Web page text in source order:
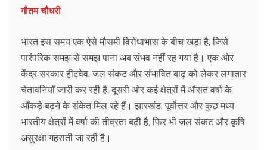
गौतम चौधरी
भारत इस समय एक ऐसे मौसमी विरोधाभास के बीच खड़ा है, जिसे
पारंपरिक समझ से समझ पाना अब संभव नहीं रह गया है। एक ओर
केंद्र सरकार हीटवेव, जल संकट और संभावित बाढ़ को लेकर लगातार
चेतावनियाँ जारी कर रही है, दूसरी ओर कई क्षेत्रों में औसत वर्षा के
आँकड़े बढ़ने के संकेत मिल रहे हैं। झारखंड, पूर्वाेत्तर और कुछ मध्य
भारतीय क्षेत्रों में वर्षा की तीव्रता बढ़ी है, फिर भी जल संकट और कृषि
असुरक्षा गहराती जा रही है।